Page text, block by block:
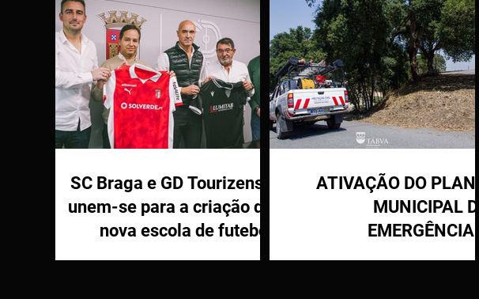
SC Braga e GD Tourizense
unem-se para a criação de
nova escola de futebol
ATIVAÇÃO DO PLANO
MUNICIPAL DE
EMERGÊNCIA E